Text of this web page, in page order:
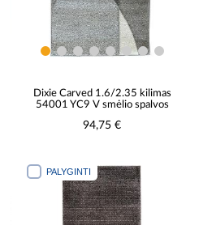
Dixie Carved 1.6/2.35 kilimas
54001 YC9 V smėlio spalvos
94,75 €
PALYGINTI